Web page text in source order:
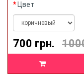
Цвет
700 грн.